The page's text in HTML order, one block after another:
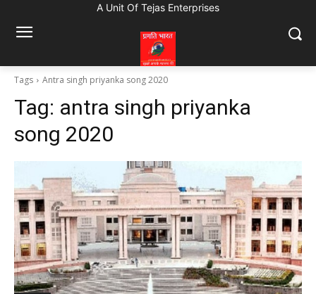
A Unit Of Tejas Enterprises
Tags Antra singh priyanka song 2020
Tag: antra singh priyanka
song 2020